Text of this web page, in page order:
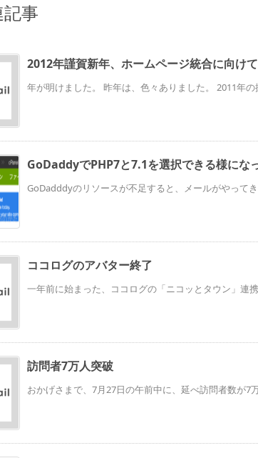
事
2012年謹賀新年、ホームページ統合に向け
年が明けました。 昨年は、色々ありました。 2011年
GoDaddyでPHP7と7.1を選択できる様にな
GoDadddyのリソースが不足すると、メールがやって
ココログのアバター終了
一年前に始まった、ココログの「ニコッとタウン」連
訪問者7万人突破
おかげさまで、7月27日の午前中に、延べ訪問者数が7